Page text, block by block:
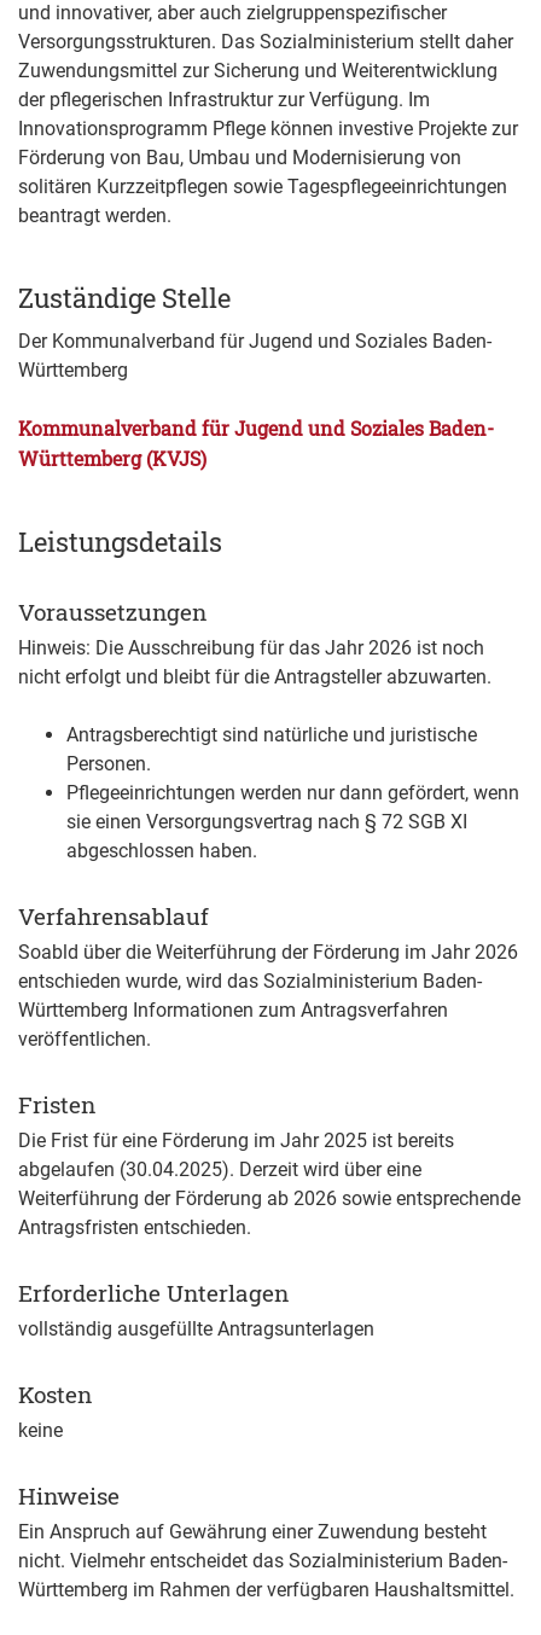
und innovativer, aber auch zielgruppenspezifischer
Versorgungsstrukturen. Das Sozialministerium stellt daher
Zuwendungsmittel zur Sicherung und Weiterentwicklung
der pflegerischen Infrastruktur zur Verfügung. Im
Innovationsprogramm Pflege können investive Projekte zur
Förderung von Bau, Umbau und Modernisierung von
solitären Kurzzeitpflegen sowie Tagespflegeeinrichtungen
beantragt werden.
Zuständige Stelle
Der Kommunalverband für Jugend und Soziales Baden-
Württemberg
Kommunalverband für Jugend und Soziales Baden-
Württemberg (KVJS)
Leistungsdetails
Voraussetzungen
Hinweis: Die Ausschreibung für das Jahr 2026 ist noch
nicht erfolgt und bleibt für die Antragstellerabzuwarten.
Antragsberechtigt sind natürliche und juristische
Personen.
Pflegeeinrichtungen werden nur dann gefördert, wenn
sie einen Versorgungsvertrag nach § 72 SGB XI
abgeschlossen haben.
Verfahrensablauf
Soabld über die Weiterführung der Förderung im Jahr 2026
entschieden wurde, wird das Sozialministerium Baden-
Württemberg Informationen zum Antragsverfahren
veröffentlichen.
Fristen
Die Frist für eine Förderung im Jahr 2025 ist bereits
abgelaufen (30.04.2025). Derzeit wird über eine
Weiterführung der Förderung ab 2026 sowie entsprechende
Antragsfristen entschieden.
Erforderliche Unterlagen
vollständig ausgefüllte Antragsunterlagen
Kosten
keine
Hinweise
Ein Anspruch auf Gewährung einer Zuwendung besteht
nicht. Vielmehr entscheidet das Sozialministerium Baden-
Württemberg im Rahmen der verfügbaren Haushaltsmittel.